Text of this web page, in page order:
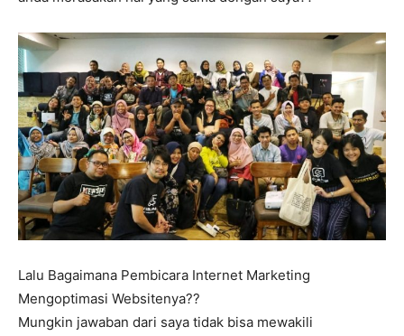
Lalu Bagaimana Pembicara Internet Marketing
Mengoptimasi Websitenya??
Mungkin jawaban dari saya tidak bisa mewakili